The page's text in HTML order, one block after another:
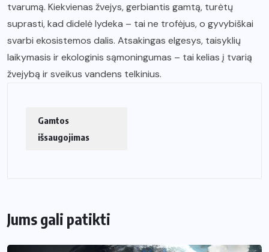
tvarumą. Kiekvienas žvejys, gerbiantis gamtą, turėtų
suprasti, kad didelė lydeka – tai ne trofėjus, o gyvybiškai
svarbi ekosistemos dalis. Atsakingas elgesys, taisyklių
laikymasis ir ekologinis sąmoningumas – tai kelias į tvarią
žvejybą ir sveikus vandens telkinius.
Gamtos
išsaugojimas
Jums gali patikti